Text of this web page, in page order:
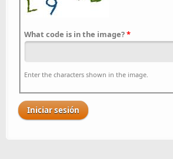
What code is in the image?*
Enter the characters shown in the image.